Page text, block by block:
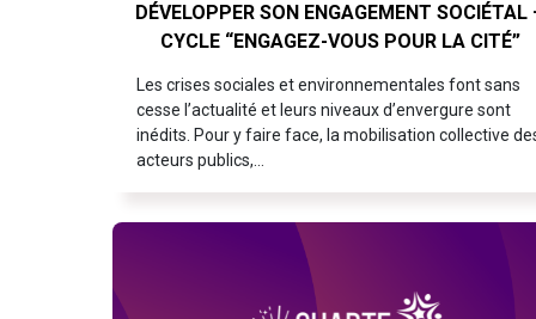
DÉVELOPPER SON ENGAGEMENT SOCIÉTAL
CYCLE “ENGAGEZ-VOUS POUR LA CITÉ”
Les crises sociales et environnementales font sans
cesse l’actualité et leurs niveaux d’envergure sont
inédits. Pour y faire face, la mobilisation collective
acteurs publics,…